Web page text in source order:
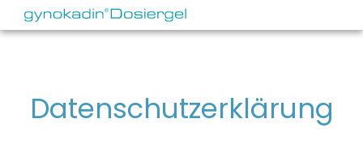
Direkt
zum
Datenschutzerklärung